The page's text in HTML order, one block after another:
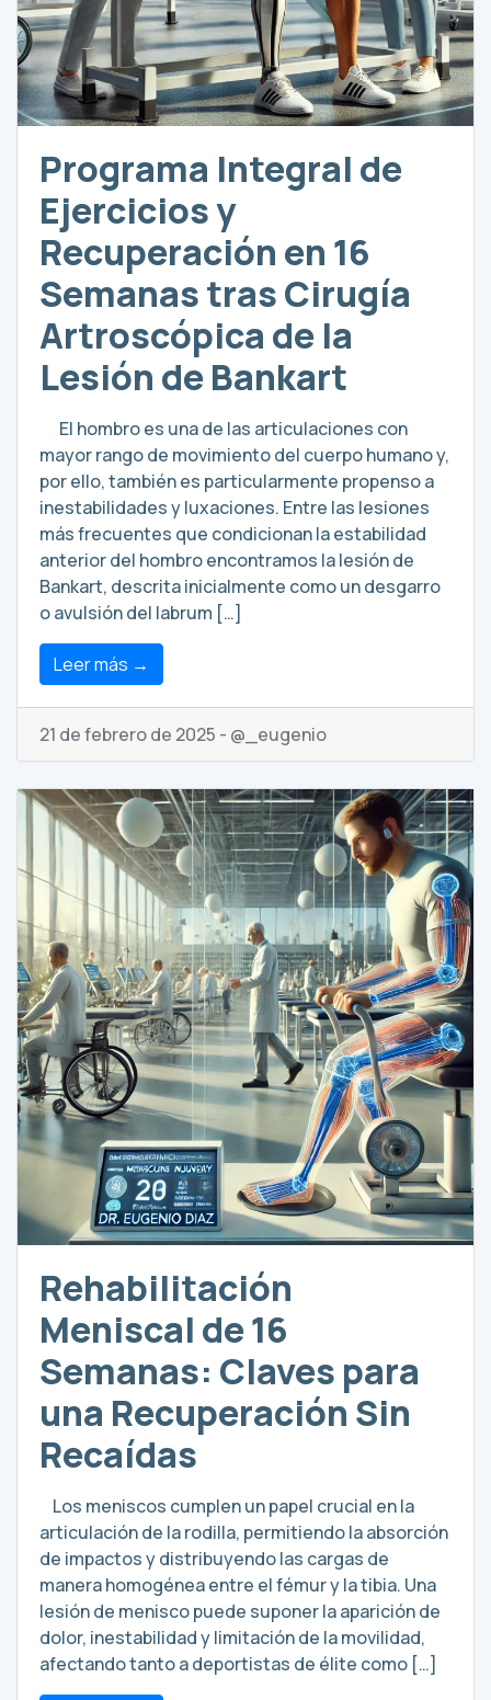
Programa Integral de
Ejercicios y
Recuperación en 16
Semanas tras Cirugía
Artroscópica de la
Lesión de Bankart
El hombro es una de las articulaciones con
mayor rango de movimiento del cuerpo humano y,
por ello, también es particularmente propenso a
inestabilidades y luxaciones. Entre las lesiones
más frecuentes que condicionan la estabilidad
anterior del hombro encontramos la lesión de
Bankart, descrita inicialmente como un desgarro
o avulsión del labrum […]
Leer más →
21 de febrero de 2025 - @_eugenio
Rehabilitación
Meniscal de 16
Semanas: Claves para
una Recuperación Sin
Recaídas
Los meniscos cumplen un papel crucial en la
articulación de la rodilla, permitiendo la absorción
de impactos y distribuyendo las cargas de
manera homogénea entre el fémur y la tibia. Una
lesión de menisco puede suponer la aparición de
dolor, inestabilidad y limitación de la movilidad,
afectando tanto a deportistas de élite como […]